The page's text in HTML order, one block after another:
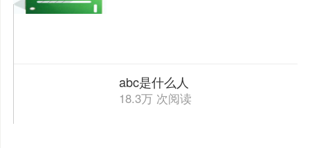
abc是什么人
18.3万 次阅读